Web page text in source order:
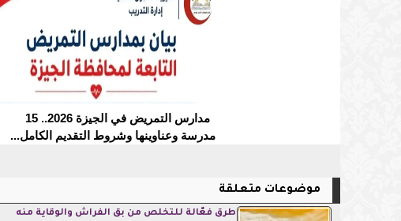
مدارس التمريض في الجيزة 2026.. 15
مدرسة وعناوينها وشروط التقديم الكامل...
موضوعات متعلقة
طرق فعّالة للتخلص من بق الفراش والوقاية منه